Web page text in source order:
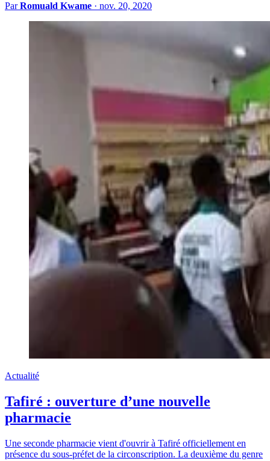
ParRomuald Kwame · nov. 20, 2020
Actualité
Tafiré : ouverture d’une nouvelle
pharmacie
Une seconde pharmacie vient d'ouvrir à Tafiré officiellement en
présence du sous-préfet de la circonscription. La deuxième du genre